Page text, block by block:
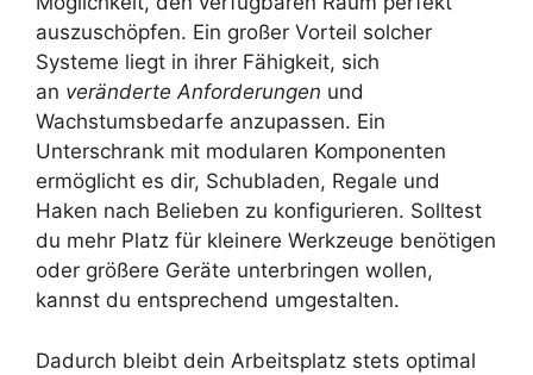
auszuschöpfen. Ein großer Vorteil solcher
Systeme liegt in ihrer Fähigkeit, sich
an veränderte Anforderungen und
Wachstumsbedarfe anzupassen. Ein
Unterschrank mit modularen Komponenten
ermöglicht es dir, Schubladen, Regale und
Haken nach Belieben zu konfigurieren. Solltest
du mehr Platz für kleinere Werkzeuge benötigen
oder größere Geräte unterbringen wollen,
kannst du entsprechend umgestalten.
Dadurch bleibt dein Arbeitsplatz stets optimal